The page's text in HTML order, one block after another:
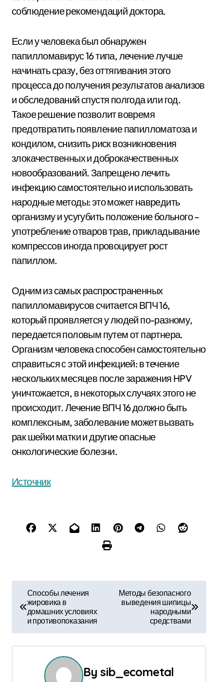
соблюдение рекомендаций доктора.
Если у человека был обнаружен
папилломавирус 16 типа, лечение лучше
начинать сразу, без оттягивания этого
процесса до получения результатов анализов
и обследований спустя полгода или год.
Такое решение позволит вовремя
предотвратить появление папилломатоза и
кондилом, снизить риск возникновения
злокачественных и доброкачественных
новообразований. Запрещено лечить
инфекцию самостоятельно и использовать
народные методы: это может навредить
организму и усугубить положение больного –
употребление отваров трав, прикладывание
компрессов иногда провоцирует рост
папиллом.
Одним из самых распространенных
папилломавирусов считается ВПЧ 16,
который проявляется у людей по-разному,
передается половым путем от партнера.
Организм человека способен самостоятельно
справиться с этой инфекцией: в течение
нескольких месяцев после заражения HPV
уничтожается, в некоторых случаях этого не
происходит. Лечение ВПЧ 16 должно быть
комплексным, заболевание может вызвать
рак шейки матки и другие опасные
онкологические болезни.
Источник
в
и
Способы лечения
жировика в
домашних условиях
и противопоказания
Методы безопасного
выведения шипицы
народными
средствами
Bysib_ecometal